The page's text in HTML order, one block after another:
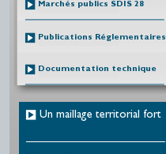
Marchés publics SDIS 28
Publications Réglementaires
Documentation technique
Un maillage territorial fort